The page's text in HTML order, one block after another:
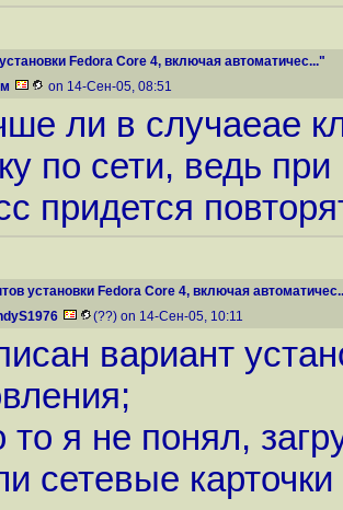
Fedora Core 4, включая автоматичес..."
on 14-Сен-05, 08:51
ли в случаеае
по сети, ведь
придется
установки Fedora Core 4, включая
(??) on 14-Сен-05, 10:11
вариант
то я не понял,
сетевые